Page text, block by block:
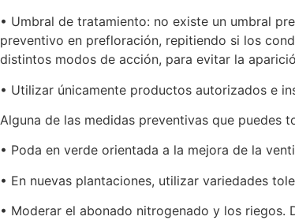
• Umbral de tratamiento: no existe un umbral
preventivo en prefloración, repitiendo si los
distintos modos de acción, para evitar la
• Utilizar únicamente productos autorizados e
Alguna de las medidas preventivas que puedes
• Poda en verde orientada a la mejora de la
• En nuevas plantaciones, utilizar variedades
• Moderar el abonado nitrogenado y los riegos.